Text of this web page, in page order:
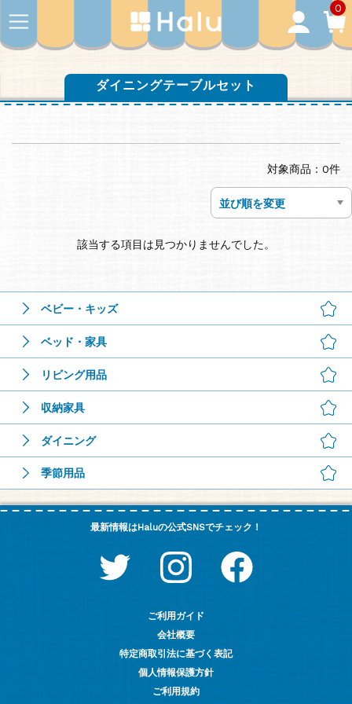
0
ダイニングテーブルセット
対象商品：0件
該当する項目は見つかりませんでした。
ベビー・キッズ
ベッド・家具
リビング用品
収納家具
ダイニング
季節用品
ご利用ガイド
会社概要
特定商取引法に基づく表記
個人情報保護方針
ご利用規約
最新情報はHaluの公式SNSでチェック！